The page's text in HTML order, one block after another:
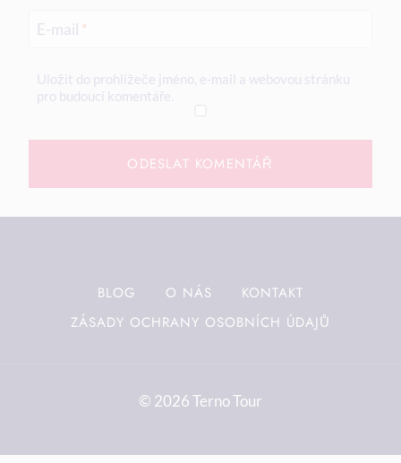
E-mail *
Uložit do prohlížeče jméno, e-mail a webovou stránku
pro budoucí komentáře.
BLOG O NÁS
KONTAKT
ZÁSADY OCHRANY OSOBNÍCH ÚDAJŮ
© 2026 Terno Tour